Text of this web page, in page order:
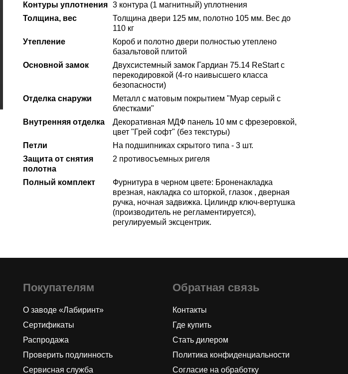
Контуры уплотнения 3 контура (1 магнитный) уплотнения
Толщина, вес
Толщина двери 125 мм, полотно 105 мм. Вес до
110 кг
Утепление
Короб и полотно двери полностью утеплено
базальтовой плитой
Основной замок
Двухсистемный замок Гардиан 75.14 ReStart с
перекодировкой (4-го наивысшего класса
безопасности)
Отделка снаружи
Металл с матовым покрытием "Муар серый с
блестками"
Внутренняя отделка
Декоративная МДФ панель 10 мм с фрезеровкой,
цвет "Грей софт" (без текстуры)
Петли
На подшипниках скрытого типа - 3 шт.
Защита от снятия
полотна
2 противосъемных ригеля
Полный комплект
Фурнитура в черном цвете: Броненакладка
врезная, накладка со шторкой, глазок , дверная
ручка, ночная задвижка. Цилиндр ключ-вертушка
(производитель не регламентируется),
регулируемый эксцентрик.
Покупателям
О заводе «Лабиринт»
Сертификаты
Распродажа
Проверить подлинность
Сервисная служба
Обратная связь
Контакты
Где купить
Стать дилером
Политика конфиденциальности
Согласие на обработку